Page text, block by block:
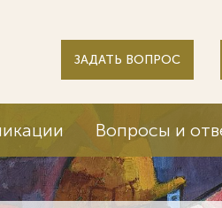
ЗАДАТЬ ВОПРОС
Вопросы и